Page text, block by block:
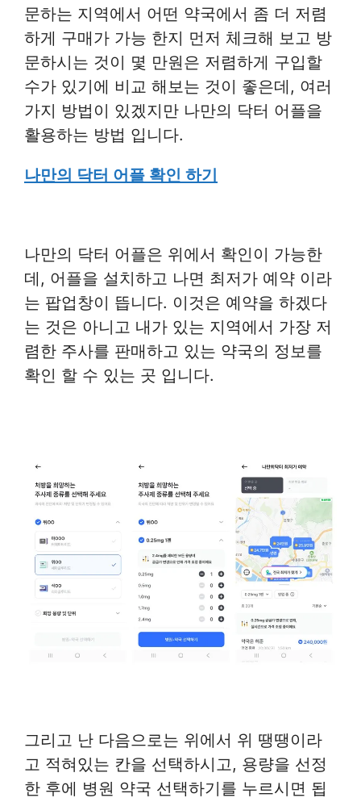
문하는 지역에서 어떤 약국에서 좀 더 저렴
하게 구매가 가능 한지 먼저 체크해 보고 방
문하시는 것이 몇 만원은 저렴하게 구입할
수가 있기에 비교 해보는 것이 좋은데, 여러
가지 방법이 있겠지만 나만의 닥터 어플을
활용하는 방법 입니다.
나만의 닥터 어플 확인 하기
나만의 닥터 어플은 위에서 확인이 가능한
데, 어플을 설치하고 나면 최저가 예약 이라
는 팝업창이 뜹니다. 이것은 예약을 하겠다
는 것은 아니고 내가 있는 지역에서 가장 저
렴한 주사를 판매하고 있는 약국의 정보를
확인 할 수 있는 곳 입니다.
그리고 난 다음으로는 위에서 위 땡땡이라
고 적혀있는 칸을 선택하시고, 용량을 선정
한 후에 병원 약국 선택하기를 누르시면 됩